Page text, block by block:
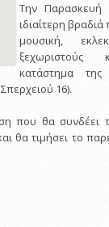
Την Παρασκευή
ιδιαίτερη
μουσική,
ξεχωριστούς
κατάστημα
16).
που θα συνδέει
θα τιμήσει το